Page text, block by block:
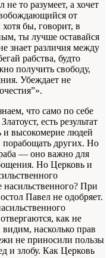
то разумеет, а хочет
от
бы, говорит, в
ты лучше оставайся
знает различия между
рабства, будто
получить свободу,
Убеждает не
что само по себе
есть результат
и высокомерие людей
порабощать других. Но
— оно важно для
Но Церковь и
При
Павел не одобряет.
как не
насколько прав
не приносили пользы
и злобу. Как Церковь